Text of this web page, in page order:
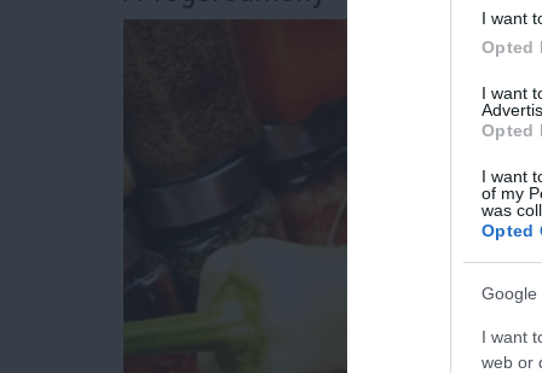
I want
Opted
I want
Opted
I want
of my
was
Opted
Google
I want
web or